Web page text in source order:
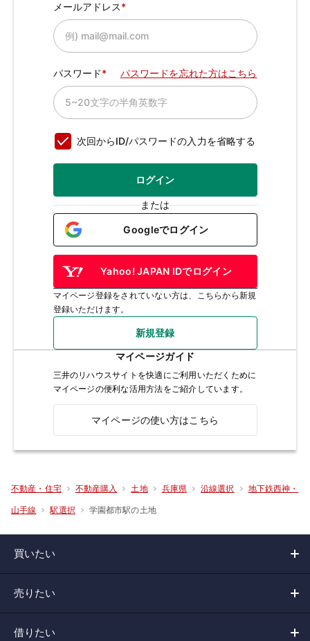
メールアドレス
パスワード パスワードを忘れた方はこちら
次回からID/パスワードの入力を省略する
ログイン
または
Googleでログイン
Yahoo! JAPAN IDでログイン
マイページ登録をされていない方は、こちらから新規
登録いただけます。
新規登録
マイページガイド
三井のリハウスサイトを快適にご利用いただくために
マイページの便利な活用方法をご紹介しています。
マイページの使い方はこちら
不動産・住宅 不動産購入 土地 兵庫県 沿線選択 地下鉄西神・
山手線 駅選択 学園都市駅の土地
買いたい
売りたい
借りたい